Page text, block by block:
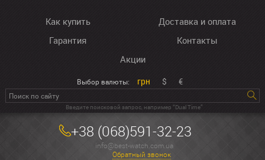
Как купить
Доставка и оплата
Гарантия
Контакты
Акции
Выбор валюты: грн $ €
Введите поисковой запрос, например “Dual Time”
+38 (068)591-32-23
info@best-watch.com.ua
Обратный звонок